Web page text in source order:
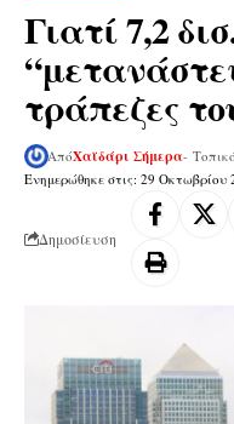
Γιατί 7,2
τράπεζες
Ενημερώθηκε στις: 29 Οκτωβρίου
ΑπόΧαϊδάρι Σήμερα-
Δημοσίευση